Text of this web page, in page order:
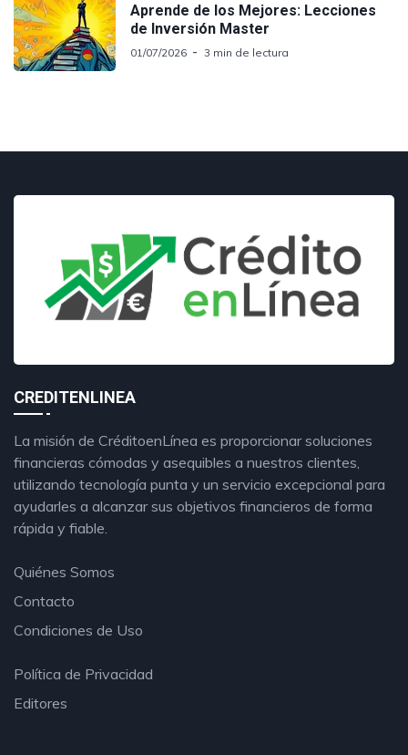
Aprende de los Mejores: Lecciones
de Inversión Master
01/07/2026 3 min de lectura
CREDITENLINEA
La misión de CréditoenLínea es proporcionar soluciones
financieras cómodas y asequibles a nuestros clientes,
utilizando tecnología punta y un servicio excepcional para
ayudarles a alcanzar sus objetivos financieros de forma
rápida y fiable.
Quiénes Somos
Contacto
Condiciones de Uso
Política de Privacidad
Editores